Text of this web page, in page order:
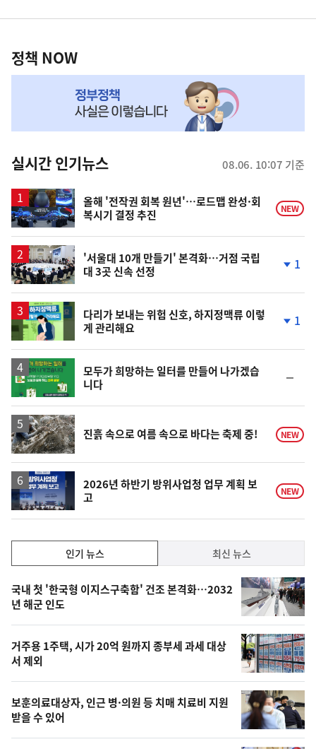
영
책
NOW,
뉴
스
정책 NOW
실시간 인기뉴스 08.06. 10:07 기준
올해 '전작권 회복 원년'…로드맵 완성·회
복시기 결정 추진
NEW
'서울대 10개 만들기' 본격화…거점 국립
대 3곳 신속 선정
계
1
다리가 보내는 위험 신호, 하지정맥류 이렇
게 관리해요
계
1
모두가 희망하는 일터를 만들어 나가겠습
니다
일
진흙 속으로 여름 속으로 바다는 축제 중! NEW
2026년 하반기 방위사업청 업무 계획 보
고
NEW
기,
최
신,
오
늘
의
영
상
인기 뉴스 최신 뉴스
기
뉴
스
국내 첫 '한국형 이지스구축함' 건조 본격화…2032
년 해군 인도
거주용 1주택, 시가 20억 원까지 종부세 과세 대상
서 제외
보훈의료대상자, 인근 병·의원 등 치매 치료비 지원
받을 수 있어